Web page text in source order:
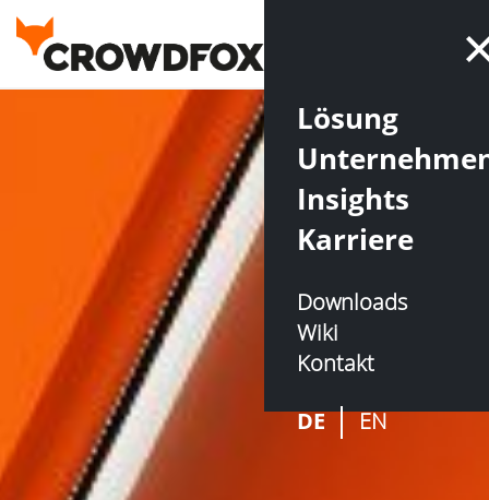
Lösung
Insights
Karriere
Downloads
Wiki
Kontakt
DE
EN